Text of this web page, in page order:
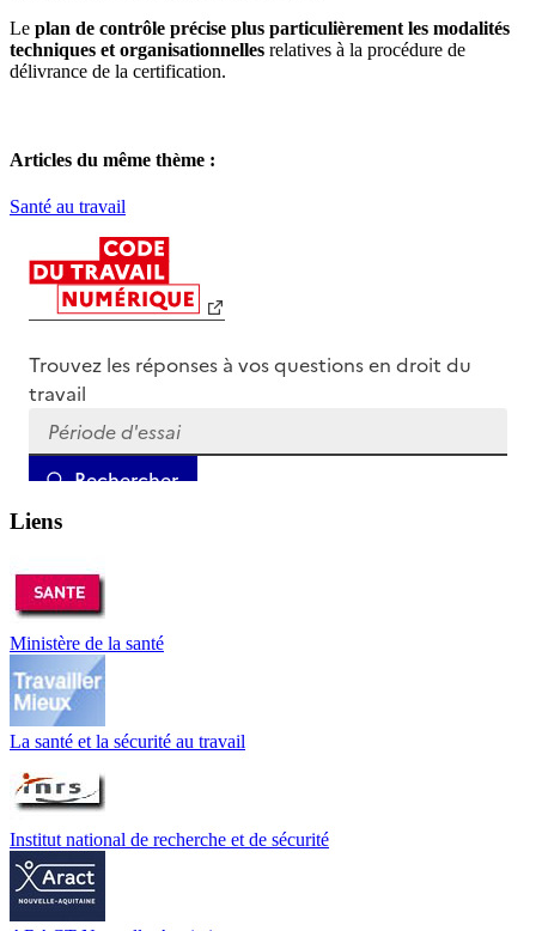
Le plan de contrôle précise plus particulièrement les modalités
techniques et organisationnelles relatives à la procédure de
délivrance de la certification.
Articles du même thème :
Santé au travail
Liens
Ministère de la santé
La santé et la sécurité au travail
Institut national de recherche et de sécurité